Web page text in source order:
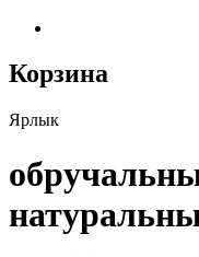
Корзина
Ярлык